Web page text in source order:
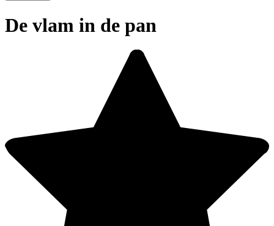
De vlam in de pan